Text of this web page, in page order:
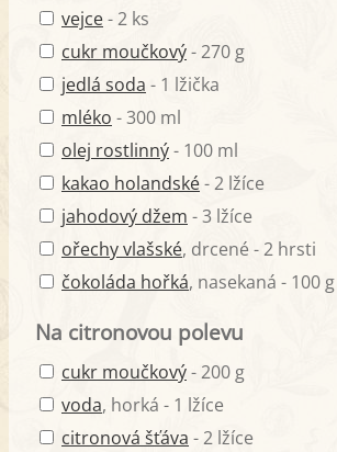
vejce- 2 ks
cukr moučkový- 270 g
jedlá soda - 1 lžička
mléko - 300 ml
olej rostlinný- 100 ml
kakao holandské- 2 lžíce
jahodový džem - 3 lžíce
ořechy vlašské, drcené - 2 hrsti
čokoláda hořká, nasekaná - 100 g
Na citronovou polevu
cukr moučkový- 200 g
voda, horká - 1 lžíce
citronová šťáva - 2 lžíce